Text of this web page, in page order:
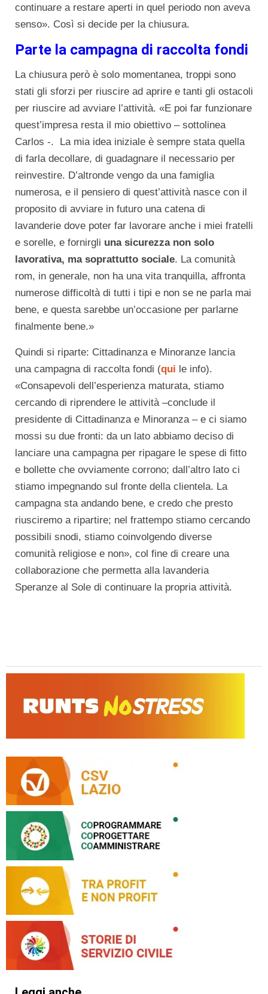
continuare a restare aperti in quel periodo non aveva
senso». Così si decide per la chiusura.
Parte la campagna di raccolta fondi
La chiusura però è solo momentanea, troppi sono
stati gli sforzi per riuscire ad aprire e tanti gli ostacoli
per riuscire ad avviare l’attività. «E poi far funzionare
quest’impresa resta il mio obiettivo – sottolinea
Carlos -. La mia idea iniziale è sempre stata quella
di farla decollare, di guadagnare il necessario per
reinvestire. D’altronde vengo da una famiglia
numerosa, e il pensiero di quest’attività nasce con il
proposito di avviare in futuro una catena di
lavanderie dove poter far lavorare anche i miei fratelli
e sorelle, e fornirgli una sicurezza non solo
lavorativa, ma soprattutto sociale. La comunità
rom, in generale, non ha una vita tranquilla, affronta
numerose difficoltà di tutti i tipi e non se ne parla mai
bene, e questa sarebbe un’occasione per parlarne
finalmente bene.»
Quindi si riparte: Cittadinanza e Minoranze lancia
una campagna di raccolta fondi (qui le info).
«Consapevoli dell’esperienza maturata, stiamo
cercando di riprendere le attività –conclude il
presidente di Cittadinanza e Minoranza – e ci siamo
mossi su due fronti: da un lato abbiamo deciso di
lanciare una campagna per ripagare le spese di fitto
e bollette che ovviamente corrono; dall’altro lato ci
stiamo impegnando sul fronte della clientela. La
campagna sta andando bene, e credo che presto
riusciremo a ripartire; nel frattempo stiamo cercando
possibili snodi, stiamo coinvolgendo diverse
comunità religiose e non», col fine di creare una
collaborazione che permetta alla lavanderia
Speranze al Sole di continuare la propria attività.